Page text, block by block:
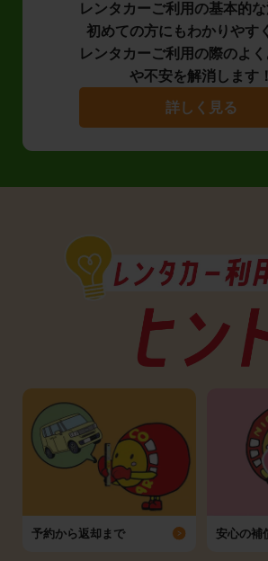
レンタカーご利用の基本的な
初めての方にもわかりやす
レンタカーご利用の際のよ
や不安を解消します！
詳しく見る
予約から返却まで 安心の補